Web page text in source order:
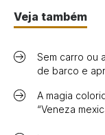
Veja também
Sem carro ou
de barco e
A magia
“Veneza